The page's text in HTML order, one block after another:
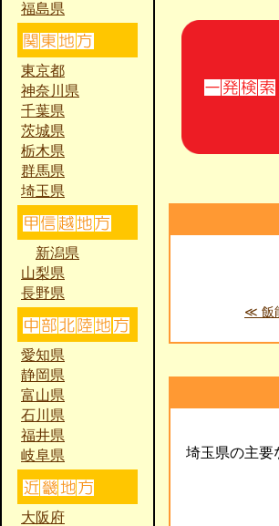
≪ 飯
埼玉県の主要
福島県
東京都
神奈川県
千葉県
茨城県
栃木県
群馬県
埼玉県
新潟県
山梨県
長野県
愛知県
静岡県
富山県
石川県
福井県
岐阜県
大阪府